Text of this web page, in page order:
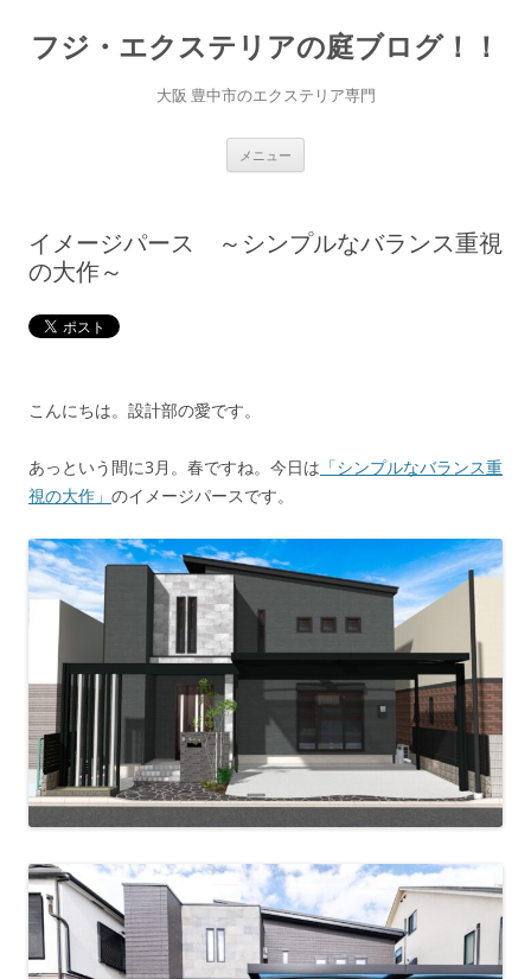
テ
ン
フジ・エクステリアの庭ブログ！！
大阪 豊中市のエクステリア専門
メニュー
イメージパース ～シンプルなバランス重視
の大作～
こんにちは。設計部の愛です。
あっという間に3月。春ですね。今日は 「シンプルなバランス重
視の大作」 のイメージパースです。